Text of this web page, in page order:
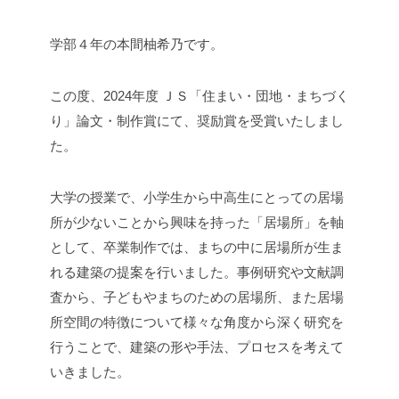
学部４年の本間柚希乃です。
この度、2024年度 ＪＳ「住まい・団地・まちづく
り」論文・制作賞にて、奨励賞を受賞いたしまし
た。
大学の授業で、小学生から中高生にとっての居場
所が少ないことから興味を持った「居場所」を軸
として、卒業制作では、まちの中に居場所が生ま
れる建築の提案を行いました。事例研究や文献調
査から、子どもやまちのための居場所、また居場
所空間の特徴について様々な角度から深く研究を
行うことで、建築の形や手法、プロセスを考えて
いきました。